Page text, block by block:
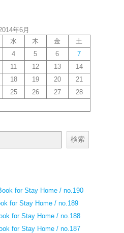
年6月
水 木 金
土
4 5 6
7
11 12 13
14
18 19 20
21
25 26 27
28
検索
for Stay Home / no.190
for Stay Home / no.189
for Stay Home / no.188
for Stay Home / no.187